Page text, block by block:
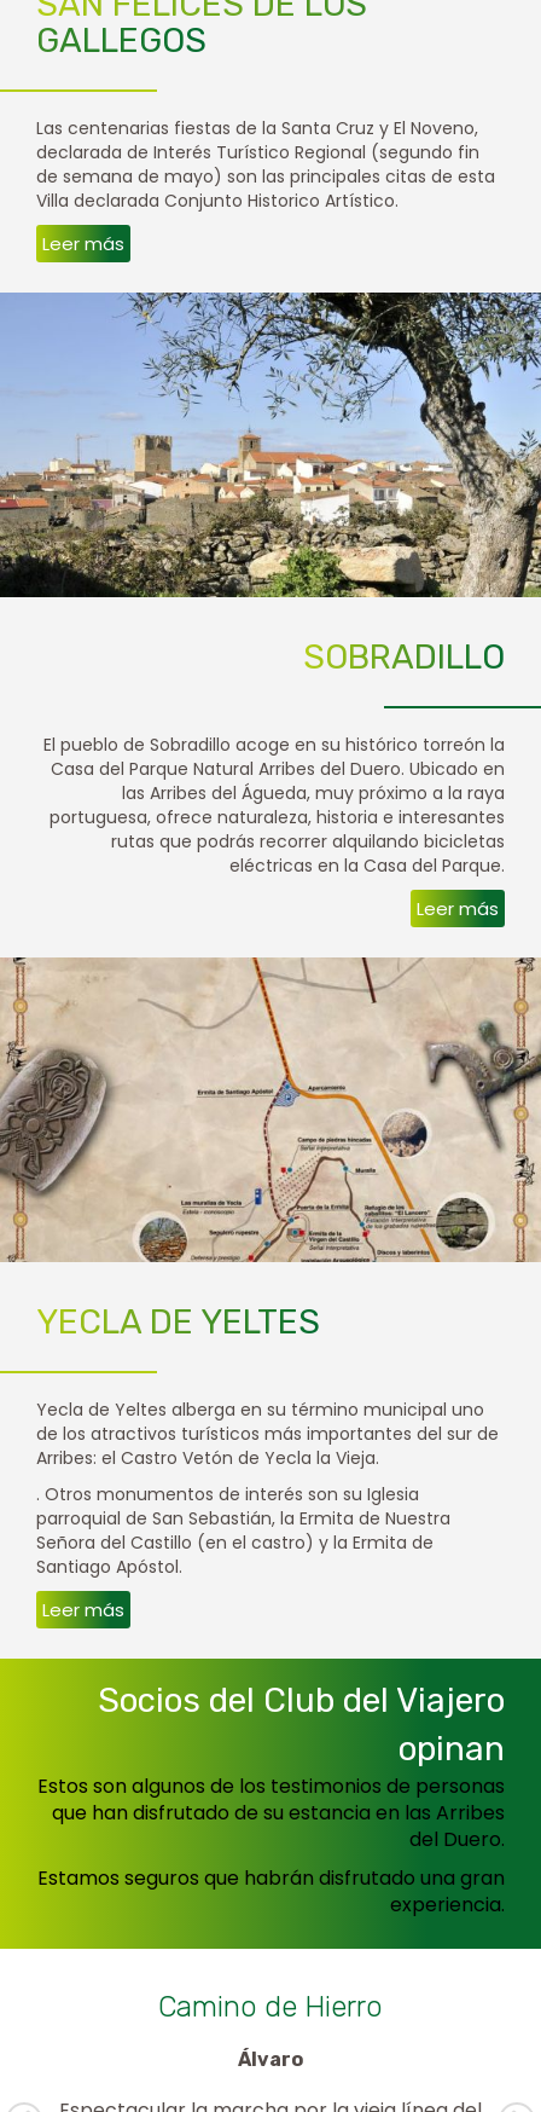
GALLEGOS
Las centenarias fiestas de la Santa Cruz y El Noveno,
declarada de Interés Turístico Regional (segundo fin
de semana de mayo) son las principales citas de esta
Villa declarada Conjunto Historico Artístico.
Leer más
SOBRADILLO
El pueblo de Sobradillo acoge en su histórico torreón la
Casa del Parque Natural Arribes del Duero. Ubicado en
las Arribes del Águeda, muy próximo a la raya
portuguesa, ofrece naturaleza, historia e interesantes
rutas que podrás recorrer alquilando bicicletas
eléctricas en la Casa del Parque.
Leer más
YECLA DE YELTES
Yecla de Yeltes alberga en su término municipal uno
de los atractivos turísticos más importantes del sur de
Arribes: el Castro Vetón de Yecla la Vieja.
. Otros monumentos de interés son su Iglesia
parroquial de San Sebastián, la Ermita de Nuestra
Señora del Castillo (en el castro) y la Ermita de
Santiago Apóstol.
Leer más
Socios del Club del Viajero
opinan
Estos son algunos de los testimonios de personas
que han disfrutado de su estancia en las Arribes
del Duero.
Estamos seguros que habrán disfrutado una gran
experiencia.
Camino de Hierro
Álvaro